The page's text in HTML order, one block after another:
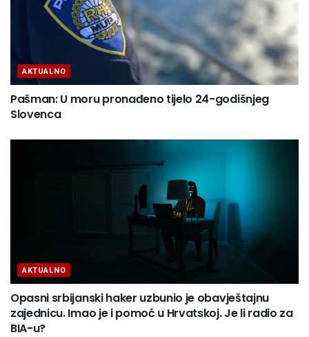
AKTUALNO
Pašman: U moru pronađeno tijelo 24-godišnjeg
Slovenca
AKTUALNO
Opasni srbijanski haker uzbunio je obavještajnu
zajednicu. Imao je i pomoć u Hrvatskoj. Je li radio za
BIA-u?